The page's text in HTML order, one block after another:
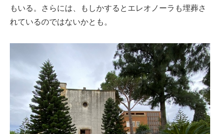
もいる。さらには、もしかするとエレオノーラも埋葬さ
れているのではないかとも。